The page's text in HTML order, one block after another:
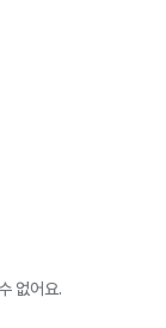
없어요.